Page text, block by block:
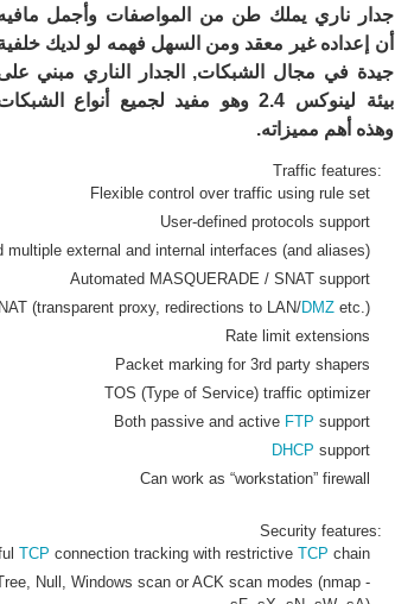
جدار ناري يملك طن من المواصفات وأجمل
أن إعداده غير معقد ومن السهل فهمه لو لديك
جيدة في مجال الشبكات, الجدار الناري مبني
بيئة لينوكس 2.4 وهو مفيد لجميع أنواع
وهذه أهم مميزاته.
Traffic features:
Flexible control over traffic using rule set
User-defined protocols support
multiple external and internal interfaces (and aliases)
Automated MASQUERADE / SNAT support
(transparent proxy, redirections to LAN/DMZetc.)
Rate limit extensions
Packet marking for 3rd party shapers
TOS (Type of Service) traffic optimizer
Both passive and active FTP support
DHCP support
Can work as “workstation” firewall
Security features:
TCP connection tracking with restrictive TCP chain
Null, Windows scan or ACK scan modes (nmap -